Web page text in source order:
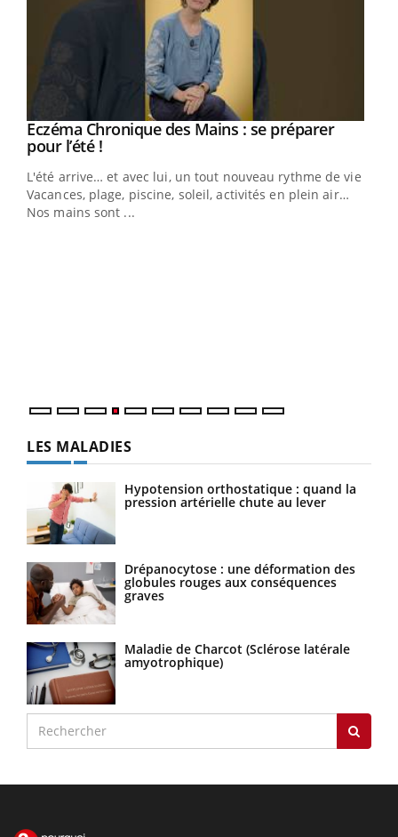
Youtube
Eczéma Chronique des Mains : se préparer
pour l’été !Youtube
L'été arrive… et avec lui, un tout nouveau rythme de vie !
Vacances, plage, piscine, soleil, activités en plein air…
Nos mains sont ...
LES MALADIES
Hypotension orthostatique : quand la
pression artérielle chute au lever
Drépanocytose : une déformation des
globules rouges aux conséquences
graves
Maladie de Charcot (Sclérose latérale
amyotrophique)